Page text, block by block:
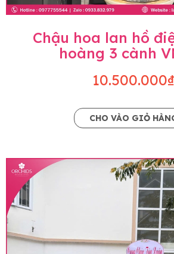
Chậu hoa lan hồ
hoàng 3 cành
10.500.000₫
CHO VÀO GIỎ